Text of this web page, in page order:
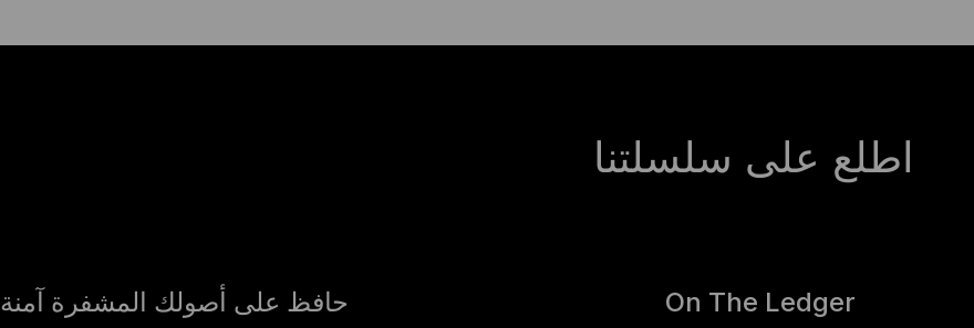
اطلع على سلسلتنا
On The Ledger حافظ على أصولك المشفرة آمنة